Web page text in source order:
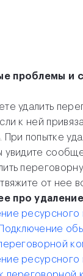
проблемы и
удалить
к ней
При попытке
увидите
от нее
про
ресурсного
ресурсного